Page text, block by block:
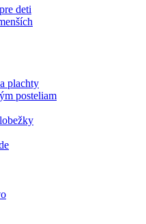
deti
plachty
posteliam